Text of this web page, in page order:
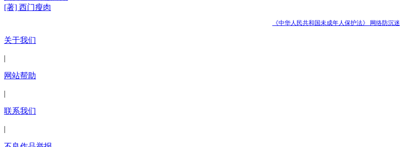
[著] 西门瘦肉
《中华人民共和国未成年人保护法》 网络防沉迷
关于我们
|
网站帮助
|
联系我们
|